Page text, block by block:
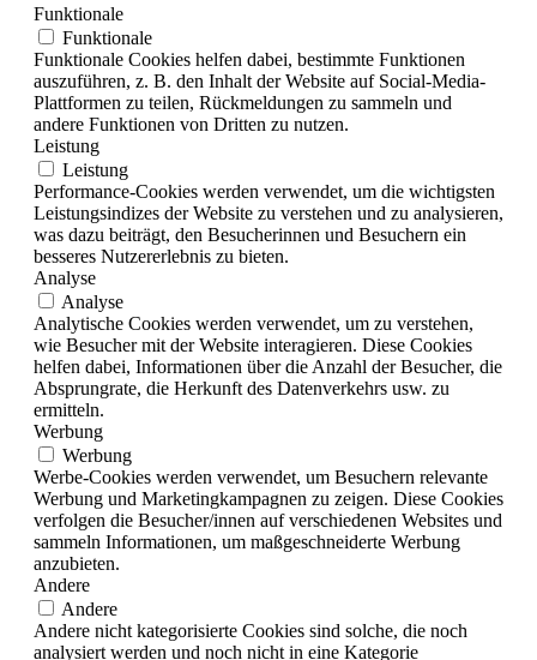
Funktionale
Funktionale
Funktionale Cookies helfen dabei, bestimmte Funktionen
auszuführen, z. B. den Inhalt der Website auf Social-Media-
Plattformen zu teilen, Rückmeldungen zu sammeln und
andere Funktionen von Dritten zu nutzen.
Leistung
Leistung
Performance-Cookies werden verwendet, um die wichtigsten
Leistungsindizes der Website zu verstehen und zu analysieren,
was dazu beiträgt, den Besucherinnen und Besuchern ein
besseres Nutzererlebnis zu bieten.
Analyse
Analyse
Analytische Cookies werden verwendet, um zu verstehen,
wie Besucher mit der Website interagieren. Diese Cookies
helfen dabei, Informationen über die Anzahl der Besucher, die
Absprungrate, die Herkunft des Datenverkehrs usw. zu
ermitteln.
Werbung
Werbung
Werbe-Cookies werden verwendet, um Besuchern relevante
Werbung und Marketingkampagnen zu zeigen. Diese Cookies
verfolgen die Besucher/innen auf verschiedenen Websites und
sammeln Informationen, um maßgeschneiderte Werbung
anzubieten.
Andere
Andere
Andere nicht kategorisierte Cookies sind solche, die noch
analysiert werden und noch nicht in eine Kategorie